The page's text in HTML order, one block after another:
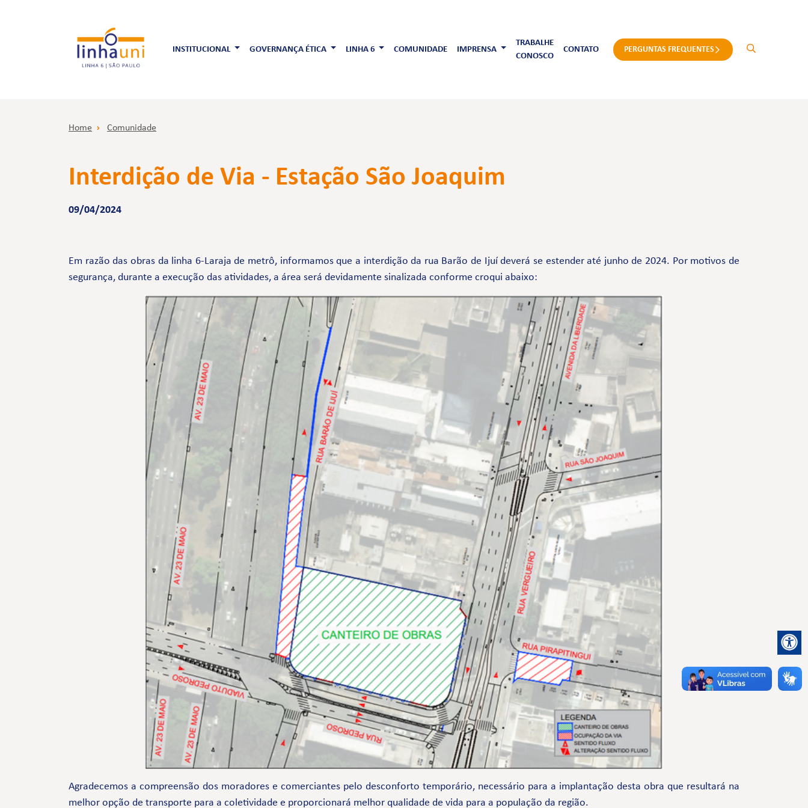
INSTITUCIONAL GOVERNANÇA ÉTICA LINHA 6 COMUNIDADE IMPRENSA
TRABALHE
CONOSCO
CONTATO PERGUNTAS FREQUENTES
Home Comunidade
Interdição de Via - Estação São Joaquim
09/04/2024
Em razão das obras da linha 6-Laraja de metrô, informamos que a interdição da rua Barão de Ijuí deverá se estender até junho de 2024. Por motivos de
segurança, durante a execução das atividades, a área será devidamente sinalizada conforme croqui abaixo:
Agradecemos a compreensão dos moradores e comerciantes pelo desconforto temporário, necessário para a implantação desta obra que resultará na
melhor opção de transporte para a coletividade e proporcionará melhor qualidade de vida para a população da região.